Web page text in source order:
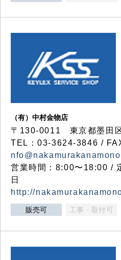
（有）中村金物店
〒130-0011 東京都墨田
TEL：03-3624-3846 /
営業時間：8:00〜18:00 /
日
http://
販売可 工事・取付可